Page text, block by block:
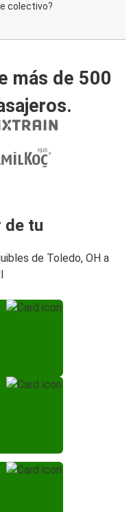
colectivo?
más de 500
de tu
de Toledo, OH a